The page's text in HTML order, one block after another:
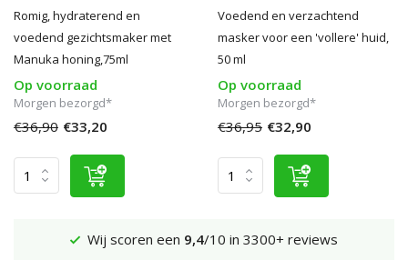
Romig, hydraterend en
voedend gezichtsmaker met
Manuka honing,75ml
Op voorraad
Morgen bezorgd*
€36,90 €33,20
Voedend en verzachtend
masker voor een 'vollere' huid,
50 ml
Op voorraad
Morgen bezorgd*
€36,95 €32,90
Wij scoren een 9,4/10 in 3300+ reviews